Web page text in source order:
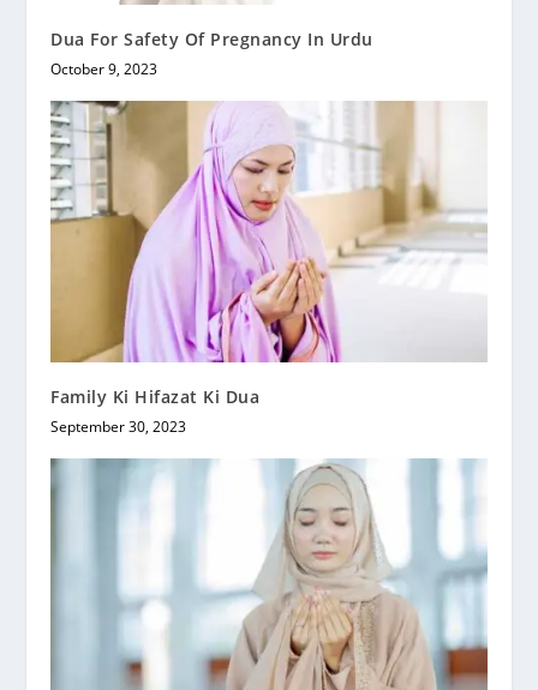
Dua For Safety Of Pregnancy In Urdu
October 9, 2023
Family Ki Hifazat Ki Dua
September 30, 2023